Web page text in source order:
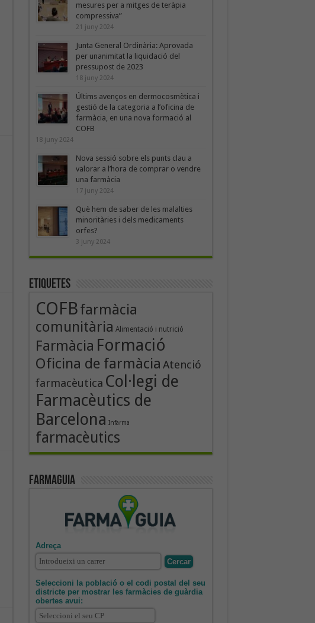
mesures per a mitges de teràpia
compressiva”
21 juny 2024
Junta General Ordinària: Aprovada
per unanimitat la liquidació del
pressupost de 2023
18 juny 2024
Últims avenços en dermocosmètica i
gestió de la categoria a l’oficina de
farmàcia, en una nova formació al
COFB
18 juny 2024
Nova sessió sobre els punts clau a
valorar a l’hora de comprar o vendre
una farmàcia
17 juny 2024
Què hem de saber de les malalties
minoritàries i dels medicaments
orfes?
3 juny 2024
Etiquetes
COFBfarmàcia
comunitària Alimentació i nutrició
Farmàcia Formació
Oficina de farmàcia Atenció
farmacèutica Col·legi de
Farmacèutics de
Barcelona Infarma
farmacèutics
Farmaguia
Adreça
Seleccioni la població o el codi postal del seu
districte per mostrar les farmàcies de guàrdia
obertes avui: